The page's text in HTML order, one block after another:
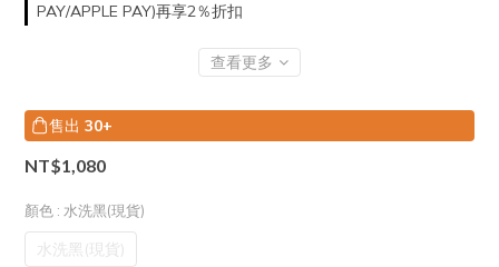
PAY/APPLE PAY)再享2％折扣
查看更多
售出 30+
NT$1,080
顏色 : 水洗黑(現貨)
水洗黑(現貨)